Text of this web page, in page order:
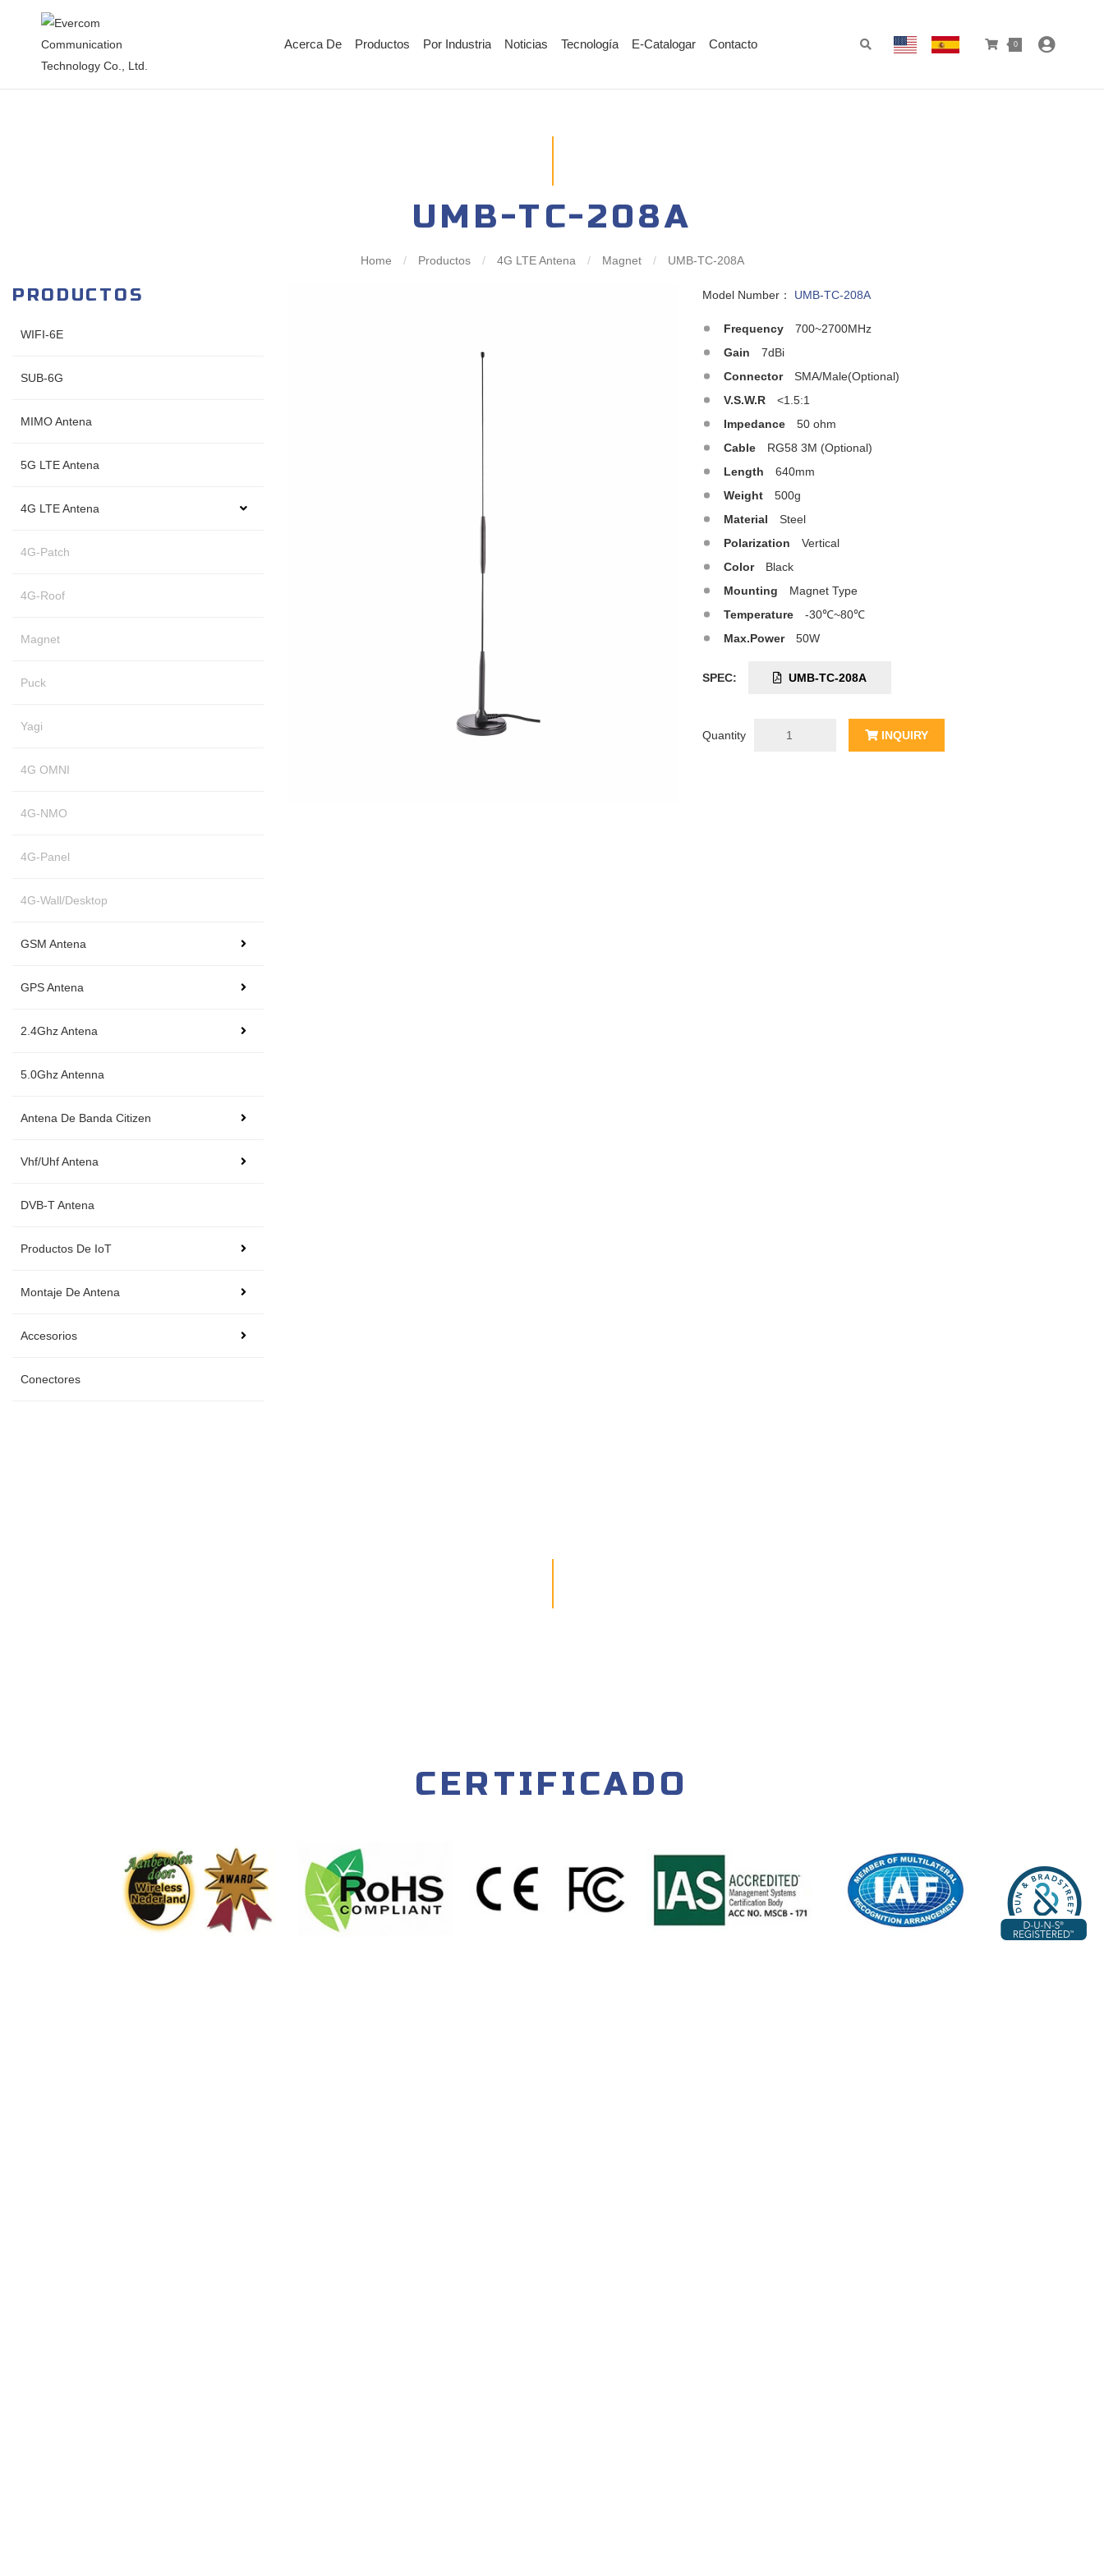
Acerca De Productos Por Industria Noticias Tecnología E-Catalogar Contacto 0
UMB-TC-208A
Home / Productos / 4G LTE Antena / Magnet / UMB-TC-208A
PRODUCTOS
WIFI-6E
SUB-6G
MIMO Antena
5G LTE Antena
4G LTE Antena
4G-Patch
4G-Roof
Magnet
Puck
Yagi
4G OMNI
4G-NMO
4G-Panel
4G-Wall/Desktop
GSM Antena
GPS Antena
2.4Ghz Antena
5.0Ghz Antenna
Antena De Banda Citizen
Vhf/Uhf Antena
DVB-T Antena
Productos De IoT
Montaje De Antena
Accesorios
Conectores
Model Number： UMB-TC-208A
Frequency
700~2700MHz
Gain
7dBi
Connector
SMA/Male(Optional)
V.S.W.R
<1.5:1
Impedance
50 ohm
Cable
RG58 3M (Optional)
Length
640mm
Weight
500g
Material
Steel
Polarization
Vertical
Color
Black
Mounting
Magnet Type
Temperature
-30℃~80℃
Max.Power
50W
SPEC: UMB-TC-208A
Quantity INQUIRY
CERTIFICADO